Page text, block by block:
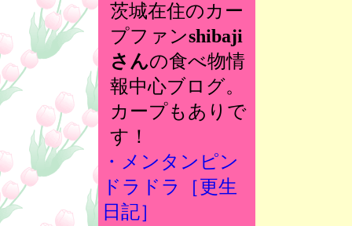
茨城在住のカー
プファンshibaji
さんの食べ物情
報中心ブログ。
カープもありで
す！
・メンタンピン
ドラドラ［更生
日記］